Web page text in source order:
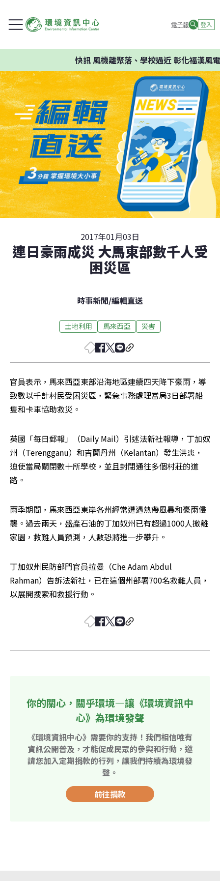
電子報 登入
快訊風機離聚落、學校過近 彰化福漢風電
2017年01月03日
連日豪雨成災 大馬東部數千人受
困災區
時事新聞/編輯直送
土地利用 馬來西亞 災害
官員表示，馬來西亞東部沿海地區連續四天降下豪雨，導
致數以千計村民受困災區，緊急事務處理當局3日部署船
隻和卡車協助救災。
英國「每日郵報」（Daily Mail）引述法新社報導，丁加奴
州（Terengganu）和吉蘭丹州（Kelantan）發生洪患，
迫使當局關閉數十所學校，並且封閉通往多個村莊的道
路。
雨季期間，馬來西亞東岸各州經常遭遇熱帶風暴和豪雨侵
襲。過去兩天，盛產石油的丁加奴州已有超過1000人撤離
家園，救難人員預測，人數恐將進一步攀升。
丁加奴州民防部門官員拉曼（Che Adam Abdul
Rahman）告訴法新社，已在這個州部署700名救難人員，
以展開搜索和救援行動。
你的關心，關乎環境—讓《環境資訊中
心》為環境發聲
《環境資訊中心》需要你的支持！我們相信唯有
資訊公開普及，才能促成民眾的參與和行動，邀
請您加入定期捐款的行列，讓我們持續為環境發
聲。
前往捐款